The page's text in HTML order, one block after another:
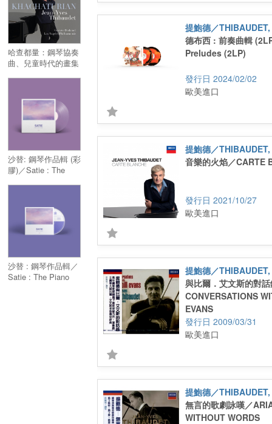
哈查都量：鋼琴協奏
曲、兒童時代的畫集
Pictures of
Childhood
沙替: 鋼琴作品輯 (彩
膠)／Satie : The
沙替 : 鋼琴作品輯／
Satie : The Piano
提鮑德／
德布西 : 前奏曲輯
Preludes (2LP)
2024/02/02
歐美進口
提鮑德／
音樂的火焰／CARTE
2021/10/27
歐美進口
提鮑德／
與比爾．艾文斯的對
CONVERSATIONS
EVANS
2009/03/31
歐美進口
提鮑德／
無言的歌劇詠嘆／
WITHOUT WORDS